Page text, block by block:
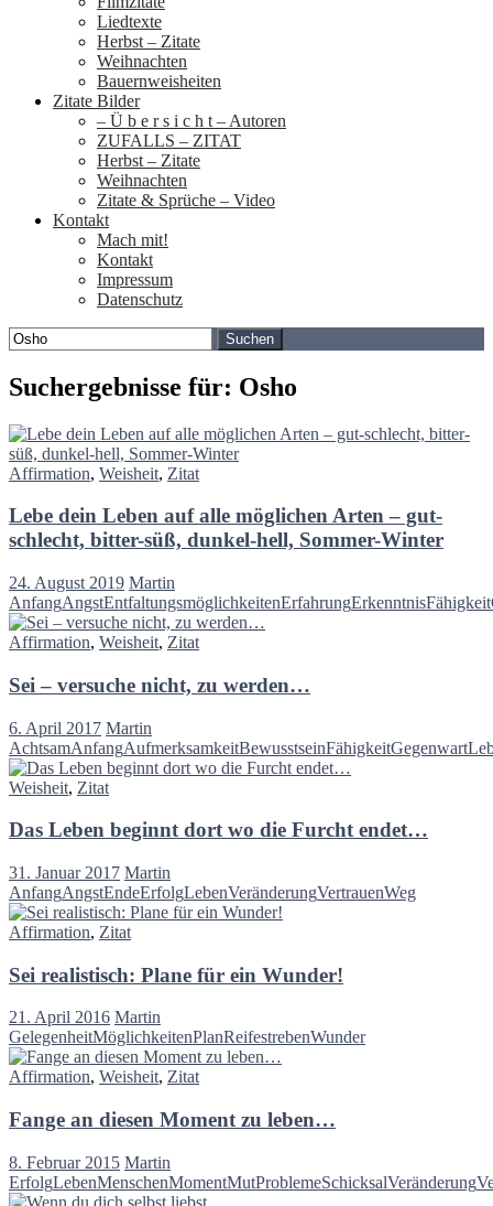
Liedtexte
Herbst – Zitate
Weihnachten
Bauernweisheiten
Zitate Bilder
– Ü b e r s i c h t – Autoren
ZUFALLS – ZITAT
Herbst – Zitate
Weihnachten
Zitate & Sprüche – Video
Kontakt
Mach mit!
Kontakt
Impressum
Datenschutz
Suchen
nach:
Suchergebnisse für: Osho
Affirmation, Weisheit, Zitat
Lebe dein Leben auf alle möglichen Arten – gut-
schlecht, bitter-süß, dunkel-hell, Sommer-Winter
24. August 2019 Martin
AnfangAngstEntfaltungsmöglichkeitenErfahrungErkenntnisFähigkeit
Affirmation, Weisheit, Zitat
Sei – versuche nicht, zu werden…
6. April 2017 Martin
AchtsamAnfangAufmerksamkeitBewusstseinFähigkeitGegenwart
Weisheit, Zitat
Das Leben beginnt dort wo die Furcht endet…
31. Januar 2017 Martin
AnfangAngstEndeErfolgLebenVeränderungVertrauenWeg
Affirmation, Zitat
Sei realistisch: Plane für ein Wunder!
21. April 2016 Martin
GelegenheitMöglichkeitenPlanReifestrebenWunder
Affirmation, Weisheit, Zitat
Fange an diesen Moment zu leben…
8. Februar 2015 Martin
ErfolgLebenMenschenMomentMutProblemeSchicksalVeränderung